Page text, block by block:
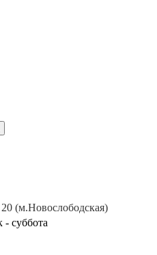
(м.Новослободская)
- суббота